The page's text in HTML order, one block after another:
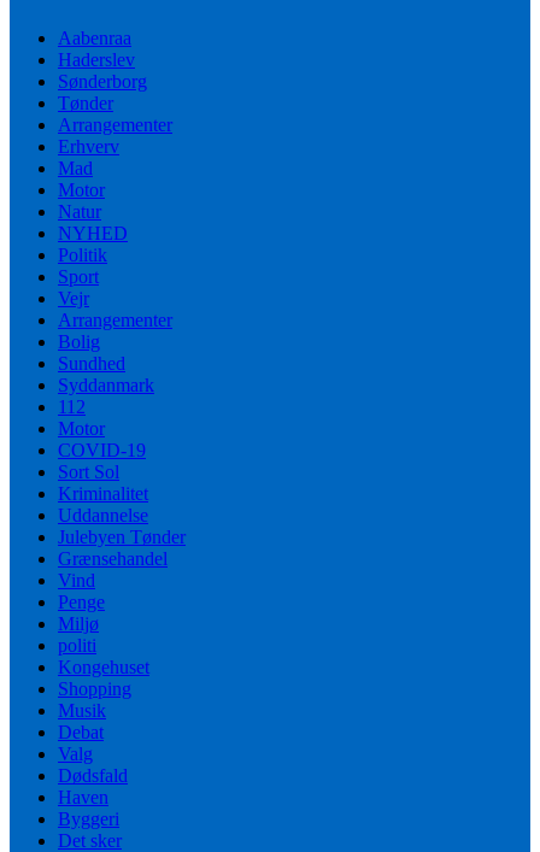
Aabenraa
Haderslev
Sønderborg
Tønder
Arrangementer
Erhverv
Mad
Motor
Natur
NYHED
Politik
Sport
Vejr
Arrangementer
Bolig
Sundhed
Syddanmark
112
Motor
COVID-19
Sort Sol
Kriminalitet
Uddannelse
Julebyen Tønder
Grænsehandel
Vind
Penge
Miljø
politi
Kongehuset
Shopping
Musik
Debat
Valg
Dødsfald
Haven
Byggeri
Det sker